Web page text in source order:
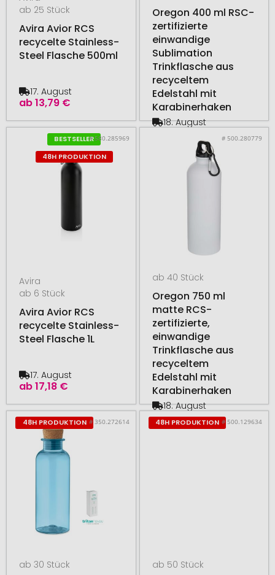
ab 25 Stück
Avira Avior RCS
recycelte Stainless-
Steel Flasche 500ml
ab13,79 €
17. August
Oregon 400 ml RSC-
zertifizierte
einwandige
Sublimation
Trinkflasche aus
recyceltem
Edelstahl mit
Karabinerhaken
18. August
BESTSELLER
48H PRODUKTION
# 580.285969
Avira
ab 6 Stück
Avira Avior RCS
recycelte Stainless-
Steel Flasche 1L
ab17,18 €
17. August
# 500.280779
ab 40 Stück
Oregon 750 ml
matte RCS-
zertifizierte,
einwandige
Trinkflasche aus
recyceltem
Edelstahl mit
Karabinerhaken
ab2,34 €
18. August
48H PRODUKTION # 350.272614
ab 30 Stück
48H PRODUKTION # 500.129634
ab 50 Stück